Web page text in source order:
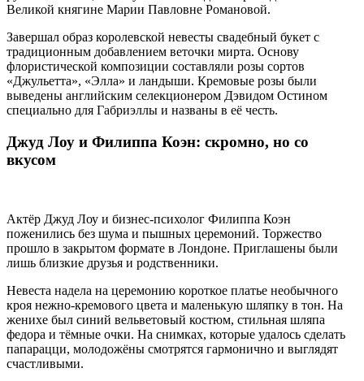
Великой княгине Марии Павловне Романовой.
Завершал образ королевской невесты свадебный букет с
традиционным добавлением веточки мирта. Основу
флористической композиции составляли розы сортов
«Джульетта», «Элла» и ландыши. Кремовые розы были
выведены английским селекционером Дэвидом Остином
специально для Габриэллы и названы в её честь.
Джуд Лоу и Филиппа Коэн: скромно, но со
вкусом
Актёр Джуд Лоу и бизнес-психолог Филиппа Коэн
поженились без шума и пышных церемоний. Торжество
прошло в закрытом формате в Лондоне. Приглашены были
лишь близкие друзья и родственники.
Невеста надела на церемонию короткое платье необычного
кроя нежно-кремового цвета и маленькую шляпку в тон. На
женихе был синий вельветовый костюм, стильная шляпа
федора и тёмные очки. На снимках, которые удалось сделать
папарацци, молодожёны смотрятся гармонично и выглядят
счастливыми.